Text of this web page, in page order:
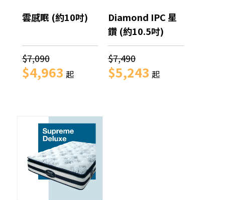
雲感眠 (約10吋)
$7,090
$4,963 起
Diamond IPC 星
鑽 (約10.5吋)
$7,490
$5,243 起